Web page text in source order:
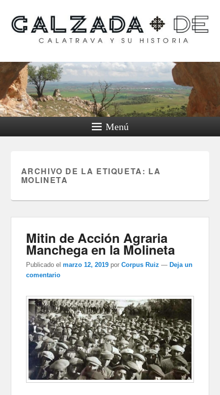
Calzada de Calatrava y
su historia
Menú
ARCHIVO DE LA ETIQUETA: LA
MOLINETA
Mitin de Acción Agraria
Manchega en la Molineta
Publicado el marzo 12, 2019 porCorpus Ruiz — Deja un
comentario